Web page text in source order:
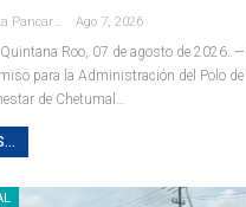
Redaccion La Pancarta De Quintana Roo Ago 7, 2026
Roo, 07 de agosto de 2026.
para la Administración del Polo
de Chetumal …